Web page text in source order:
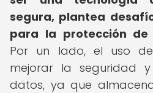
segura, plantea
para la protección de
Por un lado, el uso
mejorar la seguridad
datos, ya que